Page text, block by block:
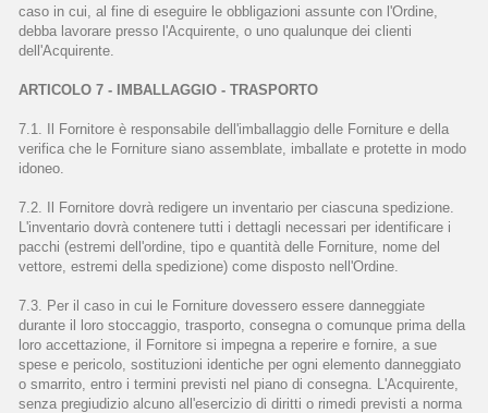
caso in cui, al fine di eseguire le obbligazioni assunte con l'Ordine,
debba lavorare presso l'Acquirente, o uno qualunque dei clienti
dell'Acquirente.
ARTICOLO 7 - IMBALLAGGIO - TRASPORTO
7.1. Il Fornitore è responsabile dell'imballaggio delle Forniture e della
verifica che le Forniture siano assemblate, imballate e protette in modo
idoneo.
7.2. Il Fornitore dovrà redigere un inventario per ciascuna spedizione.
L'inventario dovrà contenere tutti i dettagli necessari per identificare i
pacchi (estremi dell'ordine, tipo e quantità delle Forniture, nome del
vettore, estremi della spedizione) come disposto nell'Ordine.
7.3. Per il caso in cui le Forniture dovessero essere danneggiate
durante il loro stoccaggio, trasporto, consegna o comunque prima della
loro accettazione, il Fornitore si impegna a reperire e fornire, a sue
spese e pericolo, sostituzioni identiche per ogni elemento danneggiato
o smarrito, entro i termini previsti nel piano di consegna. L'Acquirente,
senza pregiudizio alcuno all'esercizio di diritti o rimedi previsti a norma